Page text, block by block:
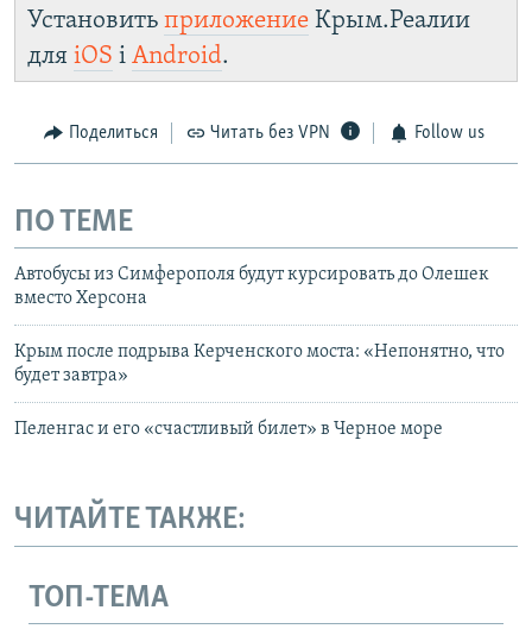
Установить приложение Крым.Реалии
для iOS і Android.
Поделиться Читать без VPN Follow us
ПО ТЕМЕ
Автобусы из Симферополя будут курсировать до Олешек
вместо Херсона
Крым после подрыва Керченского моста: «Непонятно, что
будет завтра»
Пеленгас и его «счастливый билет» в Черное море
ЧИТАЙТЕ ТАКЖЕ:
ТОП-ТЕМА